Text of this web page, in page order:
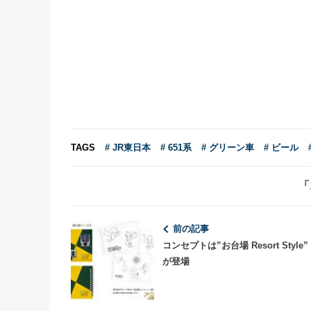
TAGS # JR東日本 # 651系 # グリーン車 # ビール
前の記事
コンセプトは”お台場 Resort Style”
が登場